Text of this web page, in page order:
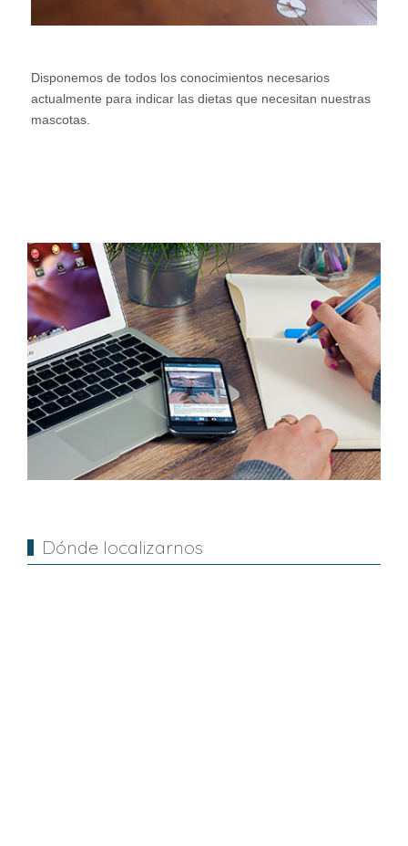
Disponemos de todos los conocimientos necesarios
actualmente para indicar las dietas que necesitan nuestras
mascotas.
Dónde localizarnos